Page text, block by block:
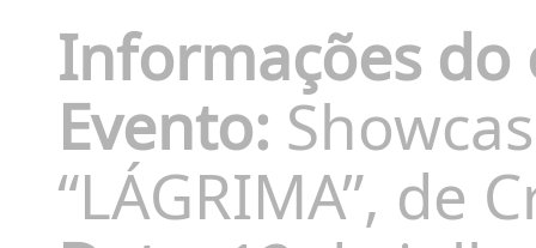
Informações do
Evento:
“LÁGRIMA”, de